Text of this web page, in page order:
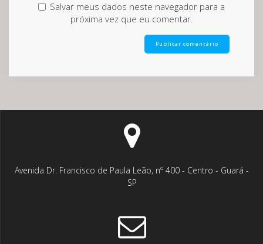
Salvar meus dados neste navegador para a
próxima vez que eu comentar.
Avenida Dr. Francisco de Paula Leão, nº 400 - Centro - Guará -
SP